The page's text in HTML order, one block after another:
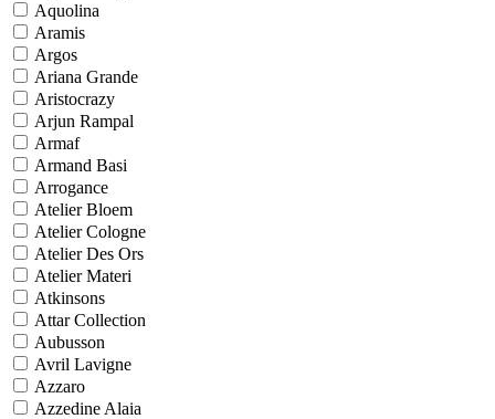
Aquolina
Aramis
Argos
Ariana Grande
Aristocrazy
Arjun Rampal
Armaf
Armand Basi
Arrogance
Atelier Bloem
Atelier Cologne
Atelier Des Ors
Atelier Materi
Atkinsons
Attar Collection
Aubusson
Avril Lavigne
Azzaro
Azzedine Alaia